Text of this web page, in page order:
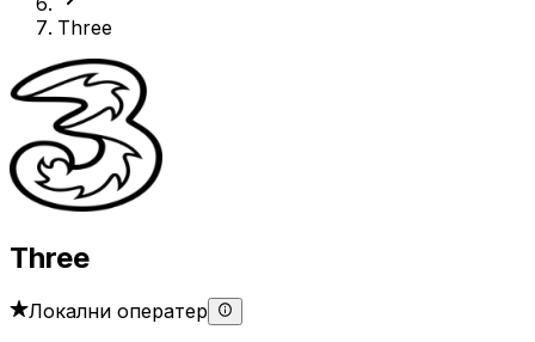
Three
Three
Локални оператер